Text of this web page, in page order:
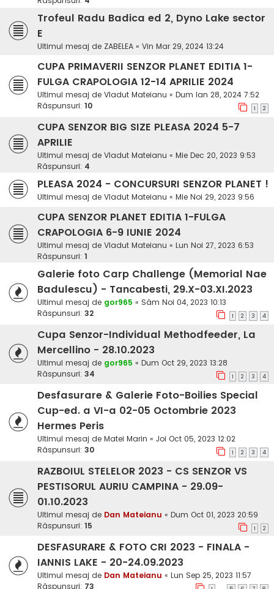
Trofeul Radu Badica ed 2, Dyno Lake sector
E
Ultimul mesaj de ZABELEA « Vin Mar 29, 2024 13:24
CUPA PRIMAVERII SENZOR PLANET EDITIA 1-
FULGA CRAPOLOGIA 12-14 APRILIE 2024
Ultimul mesaj de Vladut Mateianu « Dum Ian 28, 2024 7:52
Răspunsuri: 10 1 2
CUPA SENZOR BIG SIZE PLEASA 2024 5-7
APRILIE
Ultimul mesaj de Vladut Mateianu « Mie Dec 20, 2023 9:53
Răspunsuri: 4
PLEASA 2024 - CONCURSURI SENZOR PLANET !
Ultimul mesaj de Vladut Mateianu « Mie Noi 29, 2023 9:56
CUPA SENZOR PLANET EDITIA 1-FULGA
CRAPOLOGIA 6-9 IUNIE 2024
Ultimul mesaj de Vladut Mateianu « Lun Noi 27, 2023 6:53
Răspunsuri: 1
Galerie foto Carp Challenge (Memorial Nae
Badulescu) - Tancabesti, 29.X-03.XI.2023
Ultimul mesaj de gor965 « Sâm Noi 04, 2023 10:13
Răspunsuri: 32 1 2 3 4
Cupa Senzor-Individual Methodfeeder, La
Mercellino - 28.10.2023
Ultimul mesaj de gor965 « Dum Oct 29, 2023 13:28
Răspunsuri: 34 1 2 3 4
Desfasurare & Galerie Foto-Boilies Special
Cup-ed. a VI-a 02-05 Octombrie 2023
Hermes Peris
Ultimul mesaj de Matei Marin « Joi Oct 05, 2023 12:02
Răspunsuri: 30 1 2 3 4
RAZBOIUL STELELOR 2023 - CS SENZOR VS
PESTISORUL AURIU CAMPINA - 29.09-
01.10.2023
Ultimul mesaj de Dan Mateianu « Dum Oct 01, 2023 20:59
Răspunsuri: 15 1 2
DESFASURARE & FOTO CRI 2023 - FINALA -
IANNIS LAKE - 20-24.09.2023
Ultimul mesaj de Dan Mateianu « Lun Sep 25, 2023 11:57
Răspunsuri: 73